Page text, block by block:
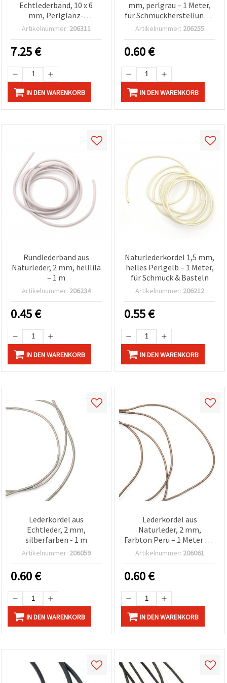
Echtlederband, 10 x 6
mm, Perlglanz-
Hellkirschrot – 1 m
Artikelnummer: 206311
7.25€
IN DEN WARENKORB
mm, perlgrau – 1 Meter,
für Schmuckherstellung &
Basteln
Artikelnummer: 206255
0.60€
IN DEN WARENKORB
Rundlederband aus
Naturleder, 2 mm, helllila
– 1 m
Artikelnummer: 206234
0.45€
IN DEN WARENKORB
Naturlederkordel 1,5 mm,
helles Perlgelb – 1 Meter,
für Schmuck & Basteln
Artikelnummer: 206212
0.55€
IN DEN WARENKORB
Lederkordel aus
Echtleder, 2 mm,
silberfarben - 1 m
Artikelnummer: 206059
0.60€
IN DEN WARENKORB
Lederkordel aus
Naturleder, 2 mm,
Farbton Peru – 1 Meter für
Schmuck & Basteln
Artikelnummer: 206061
0.60€
IN DEN WARENKORB